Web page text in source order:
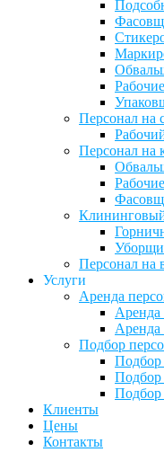
Персонал на
Персонал на
Персонал на
Услуги
Аренда
Аренда
Аренда
Подбор
Подбор
Подбор
Подбор
Клиенты
Цены
Контакты